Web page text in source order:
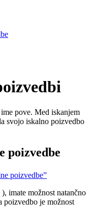
pove. Med iskanjem
svojo iskalno poizvedbo
poizvedbe
poizvedbe”
), imate možnost natančno
poizvedbo je možnost